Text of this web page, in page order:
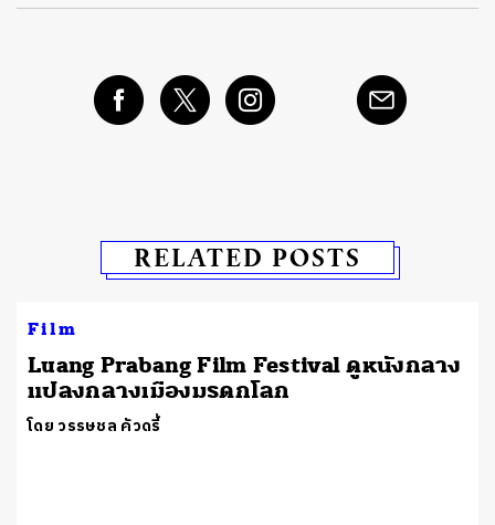
RELATED POSTS
Film
Luang Prabang Film Festival ดูหนังกลาง
แปลงกลางเมืองมรดกโลก
โดย วรรษชล คัวดรี้